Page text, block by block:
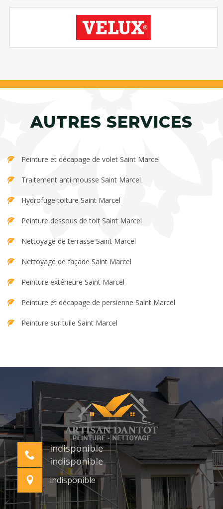
AUTRES SERVICES
Peinture et décapage de volet Saint Marcel
Traitement anti mousse Saint Marcel
Hydrofuge toiture Saint Marcel
Peinture dessous de toit Saint Marcel
Nettoyage de terrasse Saint Marcel
Nettoyage de façade Saint Marcel
Peinture extérieure Saint Marcel
Peinture et décapage de persienne Saint Marcel
Peinture sur tuile Saint Marcel
indisponible
indisponible
indisponible